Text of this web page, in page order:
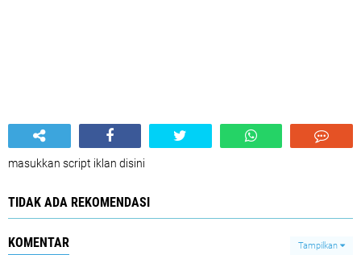
masukkan script iklan disini
TIDAK ADA REKOMENDASI
KOMENTAR Tampilkan